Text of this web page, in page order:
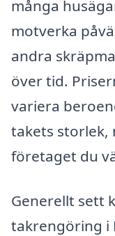
många
motverka
andra
över tid.
variera
takets storlek,
företaget du
Generellt sett
takrengöring i